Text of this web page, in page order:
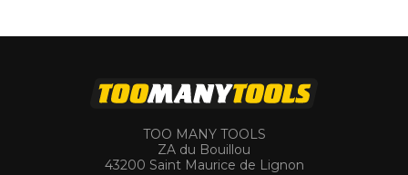
TOO MANY TOOLS
ZA du Bouillou
43200 Saint Maurice de Lignon